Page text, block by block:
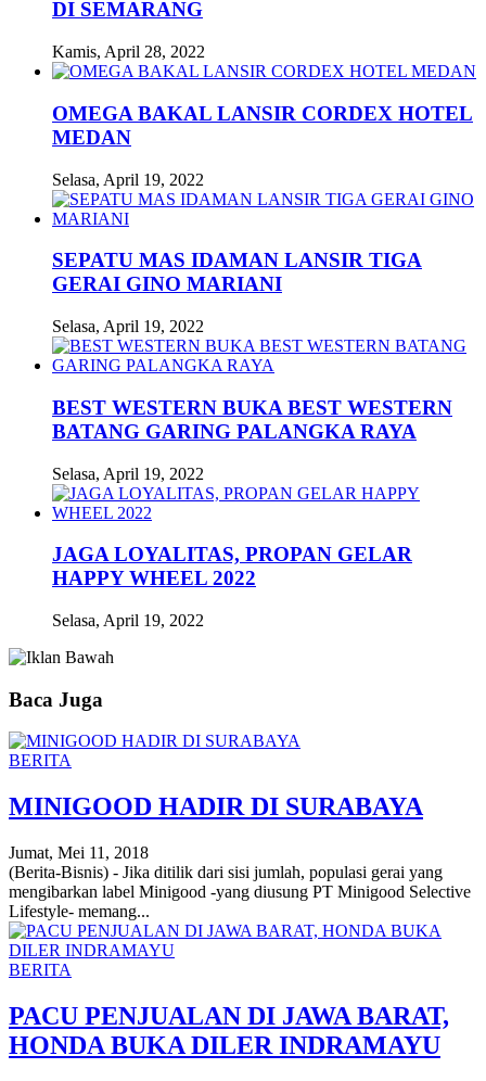
DI SEMARANG
Kamis, April 28, 2022
OMEGA BAKAL LANSIR CORDEX HOTEL
MEDAN
Selasa, April 19, 2022
SEPATU MAS IDAMAN LANSIR TIGA
GERAI GINO MARIANI
Selasa, April 19, 2022
BEST WESTERN BUKA BEST WESTERN
BATANG GARING PALANGKA RAYA
Selasa, April 19, 2022
JAGA LOYALITAS, PROPAN GELAR
HAPPY WHEEL 2022
Selasa, April 19, 2022
Baca Juga
BERITA
MINIGOOD HADIR DI SURABAYA
Jumat, Mei 11, 2018
(Berita-Bisnis) - Jika ditilik dari sisi jumlah, populasi gerai yang
mengibarkan label Minigood -yang diusung PT Minigood Selective
Lifestyle- memang...
BERITA
PACU PENJUALAN DI JAWA BARAT,
HONDA BUKA DILER INDRAMAYU